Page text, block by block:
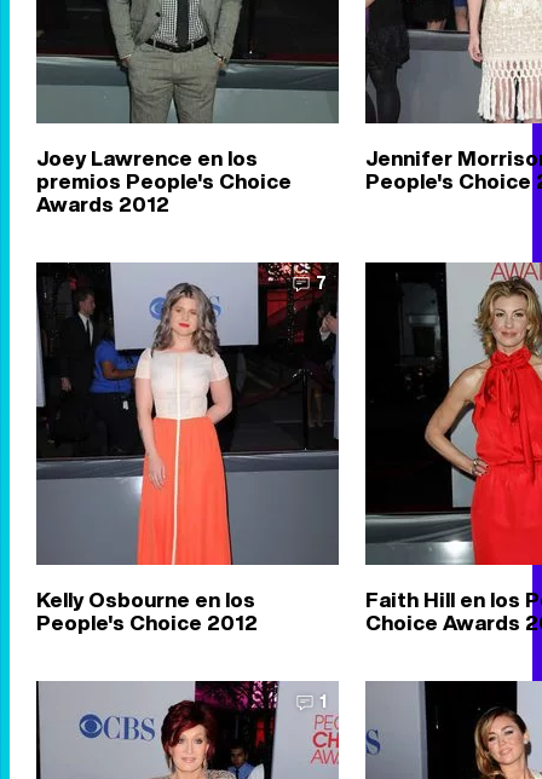
Joey Lawrence en los
premios People's Choice
Awards 2012
Jennifer
People's Choice
7
Kelly Osbourne en los
People's Choice 2012
Faith Hill en los
Choice Awards
1